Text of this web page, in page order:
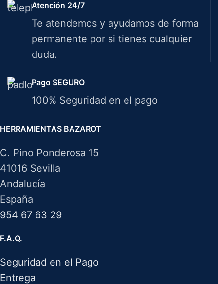
Atención 24/7
Te atendemos y ayudamos de forma
permanente por si tienes cualquier
duda.
Pago SEGURO
100% Seguridad en el pago
HERRAMIENTAS BAZAROT
C. Pino Ponderosa 15
41016 Sevilla
Andalucía
España
954 67 63 29
F.A.Q.
Seguridad en el Pago
Entrega